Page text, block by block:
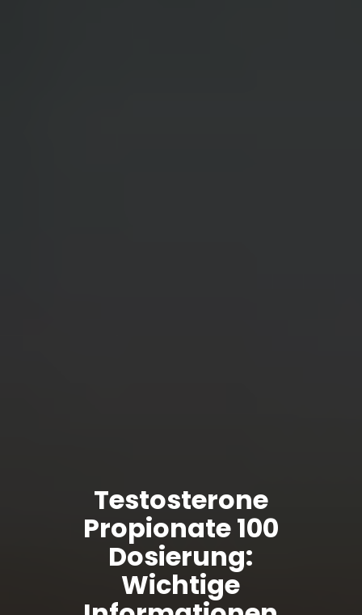
Testosterone
Propionate 100
Dosierung:
Wichtige